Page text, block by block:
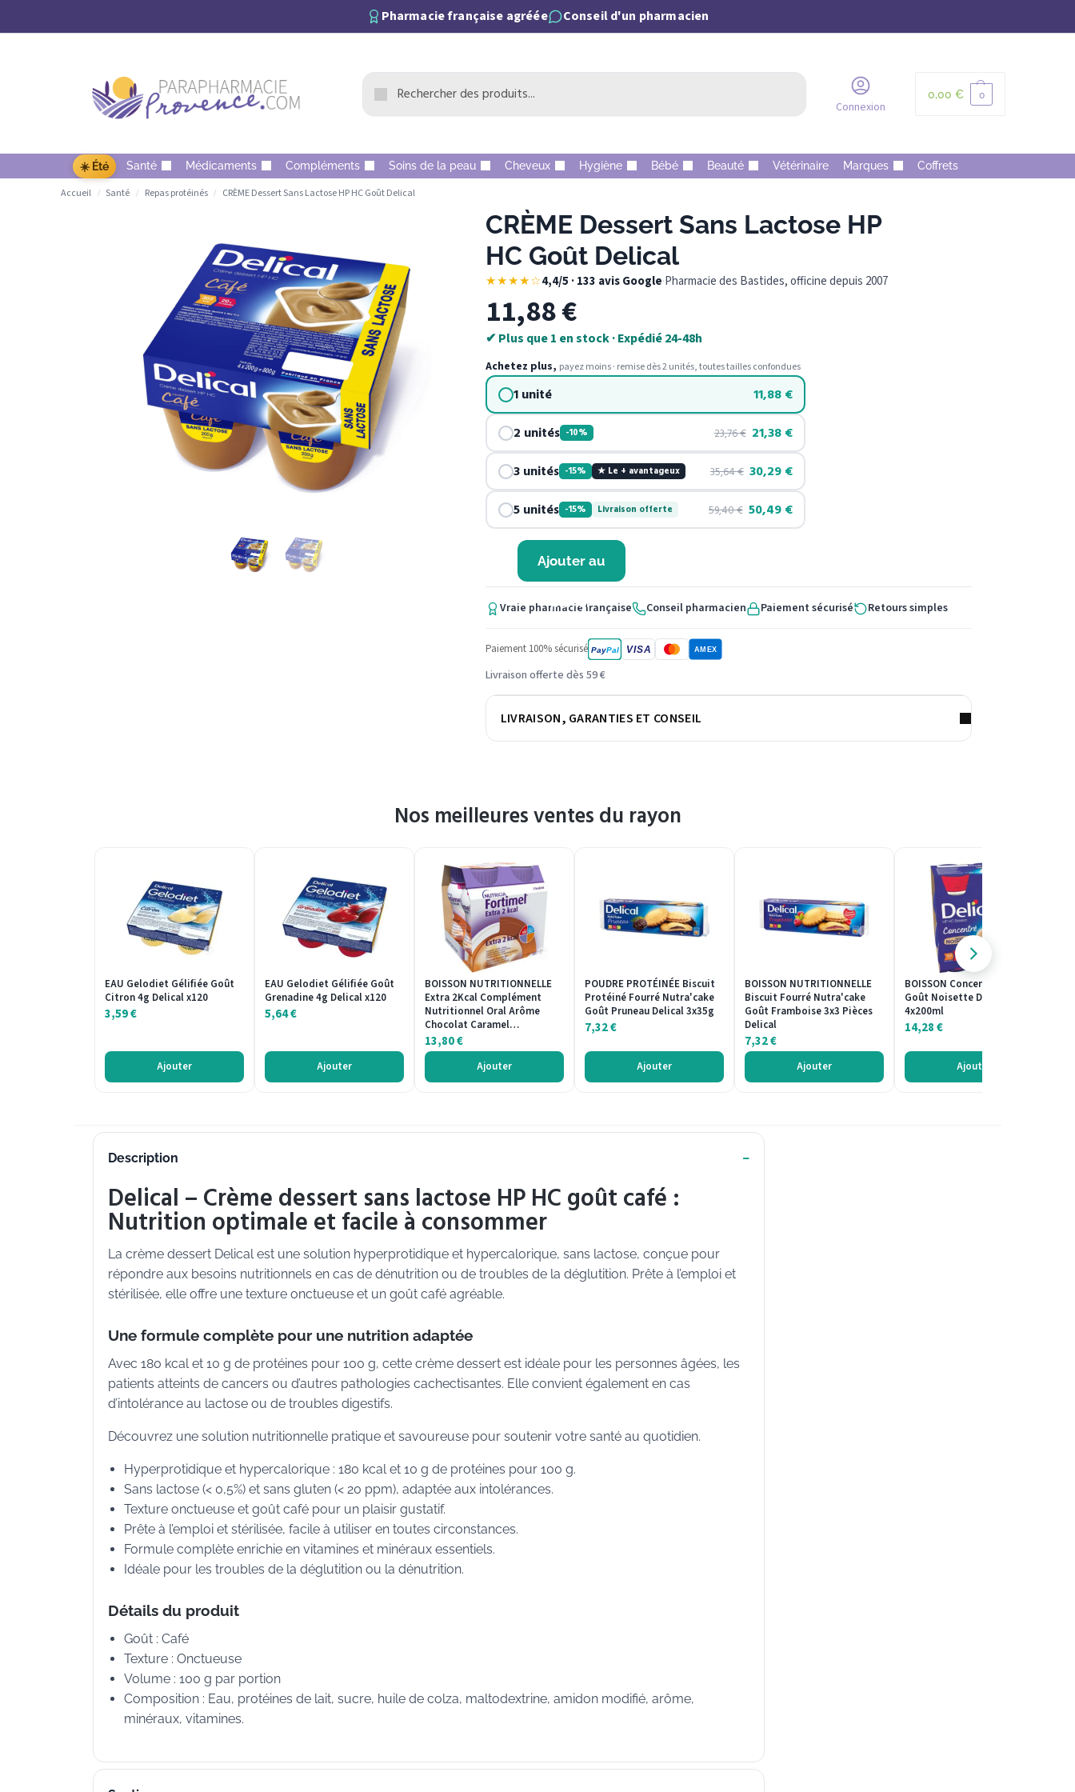
Pharmacie française agréée Conseil d'un pharmacien
Connexion
0,00 € 0
☀️ Été Santé Médicaments Compléments Soins de la peau Cheveux Hygiène Bébé Beauté Vétérinaire Marques Coffrets
Accueil / Santé / Repas protéinés / CRÈME Dessert Sans Lactose HP HC Goût Delical
CRÈME Dessert Sans Lactose HP
HC Goût Delical
★★★★☆4,4/5 · 133 avis Google·Pharmacie des Bastides, officine depuis 2007
11,88€
✔ Plus que 1 en stock · Expédié 24-48h
Achetez plus, payez moins · remise dès 2 unités, toutes tailles confondues
1 unité 11,88€
2 unités -10% 23,76€ 21,38€
3 unités -15% ★ Le + avantageux 35,64€ 30,29€
5 unités -15% Livraison offerte 59,40€ 50,49€
Ajouter au
panier
Vraie pharmacie française Conseil pharmacien Paiement sécurisé Retours simples
Paiement 100% sécurisé PayPal VISA AMEX
Livraison offerte dès 59 €
LIVRAISON, GARANTIES ET CONSEIL
Nos meilleures ventes du rayon
EAU Gelodiet Gélifiée Goût
Citron 4g Delical x120
3,59€
Ajouter
EAU Gelodiet Gélifiée Goût
Grenadine 4g Delical x120
5,64€
Ajouter
BOISSON NUTRITIONNELLE
Extra 2Kcal Complément
Nutritionnel Oral Arôme
Chocolat Caramel…
13,80€
Ajouter
POUDRE PROTÉINÉE Biscuit
Protéiné Fourré Nutra'cake
Goût Pruneau Delical 3x35g
7,32€
Ajouter
BOISSON NUTRITIONNELLE
Biscuit Fourré Nutra'cake
Goût Framboise 3x3 Pièces
Delical
7,32€
Ajouter
BOISSON Concentré HP HC
Goût Noisette Delical
4x200ml
14,28€
Ajouter
Description
Delical – Crème dessert sans lactose HP HC goût café :
Nutrition optimale et facile à consommer
La crème dessert Delical est une solution hyperprotidique et hypercalorique, sans lactose, conçue pour
répondre aux besoins nutritionnels en cas de dénutrition ou de troubles de la déglutition. Prête à l’emploi et
stérilisée, elle offre une texture onctueuse et un goût café agréable.
Une formule complète pour une nutrition adaptée
Avec 180 kcal et 10 g de protéines pour 100 g, cette crème dessert est idéale pour les personnes âgées, les
patients atteints de cancers ou d’autres pathologies cachectisantes. Elle convient également en cas
d’intolérance au lactose ou de troubles digestifs.
Découvrez une solution nutritionnelle pratique et savoureuse pour soutenir votre santé au quotidien.
Hyperprotidique et hypercalorique : 180 kcal et 10 g de protéines pour 100 g.
Sans lactose (< 0,5%) et sans gluten (< 20 ppm), adaptée aux intolérances.
Texture onctueuse et goût café pour un plaisir gustatif.
Prête à l’emploi et stérilisée, facile à utiliser en toutes circonstances.
Formule complète enrichie en vitamines et minéraux essentiels.
Idéale pour les troubles de la déglutition ou la dénutrition.
Détails du produit
Goût : Café
Texture : Onctueuse
Volume : 100 g par portion
Composition : Eau, protéines de lait, sucre, huile de colza, maltodextrine, amidon modifié, arôme,
minéraux, vitamines.